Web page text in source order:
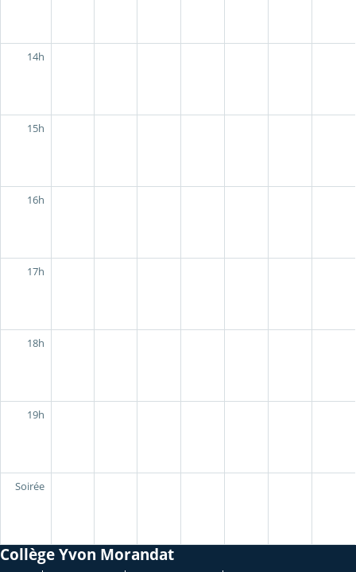
14h
15h
16h
17h
18h
19h
Soirée
Collège Yvon Morandat